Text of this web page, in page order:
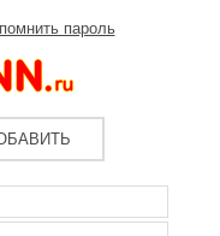
пароль